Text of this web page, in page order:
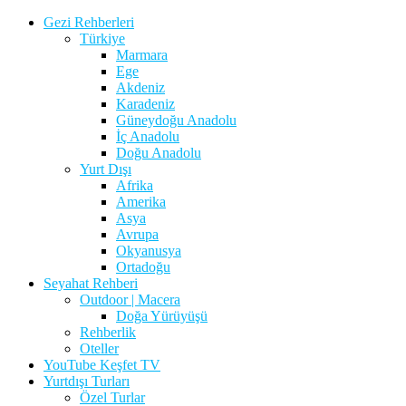
Gezi Rehberleri
Türkiye
Marmara
Ege
Akdeniz
Karadeniz
Güneydoğu Anadolu
İç Anadolu
Doğu Anadolu
Yurt Dışı
Afrika
Amerika
Asya
Avrupa
Okyanusya
Ortadoğu
Seyahat Rehberi
Outdoor | Macera
Doğa Yürüyüşü
Rehberlik
Oteller
YouTube Keşfet TV
Yurtdışı Turları
Özel Turlar